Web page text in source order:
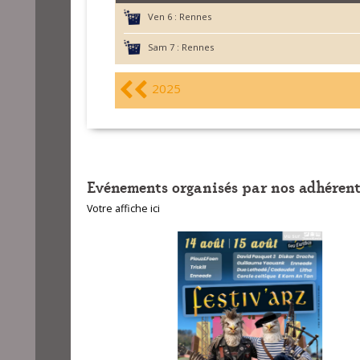
Ven 6 : Rennes
Sam 7 : Rennes
2025
Evénements organisés par nos
Votre affiche ici